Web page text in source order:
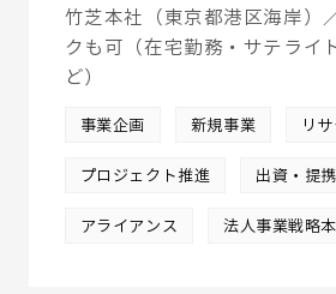
竹芝本社（東京都港区海岸）
クも可（在宅勤務・サテライ
ど）
事業企画 新規事業 リ
プロジェクト推進 出資・提携
アライアンス 法人事業戦略